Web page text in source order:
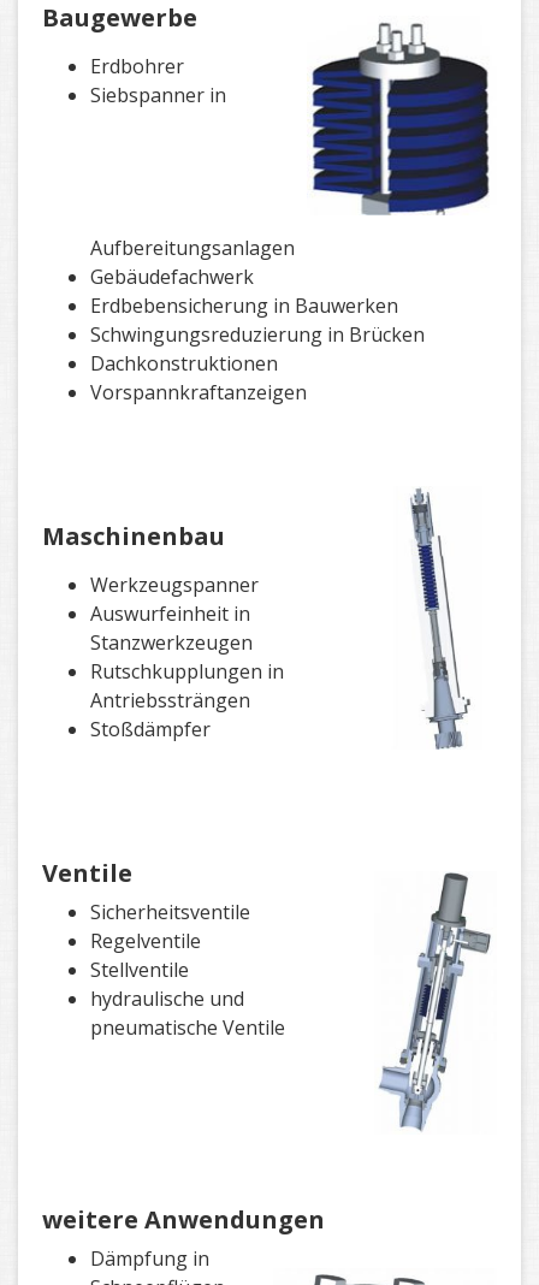
Baugewerbe
Erdbohrer
Siebspanner in
Aufbereitungsanlagen
Gebäudefachwerk
Erdbebensicherung in Bauwerken
Schwingungsreduzierung in Brücken
Dachkonstruktionen
Vorspannkraftanzeigen
Maschinenbau
Werkzeugspanner
Auswurfeinheit in
Stanzwerkzeugen
Rutschkupplungen in
Antriebssträngen
Stoßdämpfer
Ventile
Sicherheitsventile
Regelventile
Stellventile
hydraulische und
pneumatische Ventile
weitere Anwendungen
Dämpfung in